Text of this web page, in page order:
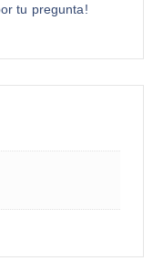
tu pregunta!